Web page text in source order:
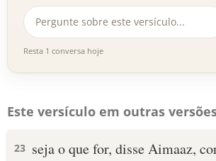
Resta 1 conversa hoje
Este versículo em outras
23 seja o que for, disse Aimaaz,